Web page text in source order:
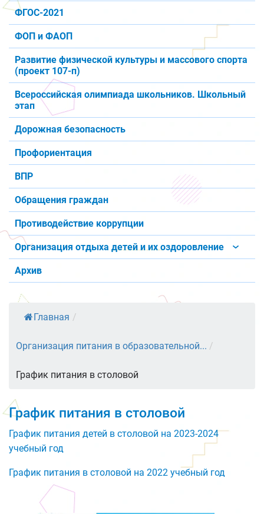
ФГОС-2021
ФОП и ФАОП
Развитие физической культуры и массового спорта
(проект 107-п)
Всероссийская олимпиада школьников. Школьный
этап
Дорожная безопасность
Профориентация
ВПР
Обращения граждан
Противодействие коррупции
Организация отдыха детей и их оздоровление
Архив
Главная /
Организация питания в образовательной... /
График питания в столовой
График питания в столовой
График питания детей в столовой на 2023-2024
учебный год
График питания в столовой на 2022 учебный год